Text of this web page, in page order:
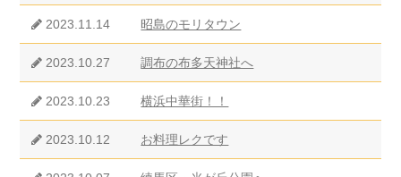
2023.11.14 昭島のモリタウン
2023.10.27 調布の布多天神社へ
2023.10.23 横浜中華街！！
2023.10.12 お料理レクです